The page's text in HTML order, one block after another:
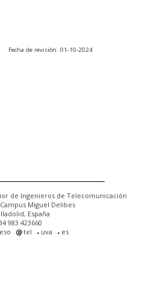
Fecha de revisión: 01-10-2024
de Ingenieros de Telecomunicación
Miguel Delibes
España
983 423660
tel uva es